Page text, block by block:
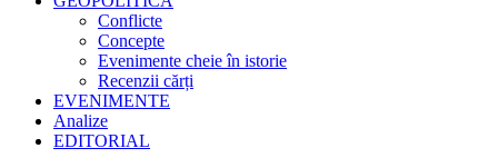
Conflicte
Concepte
Evenimente cheie în istorie
Recenzii cărți
EVENIMENTE
Analize
EDITORIAL